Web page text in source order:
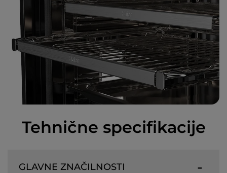
Tehnične specifikacije
GLAVNE ZNAČILNOSTI